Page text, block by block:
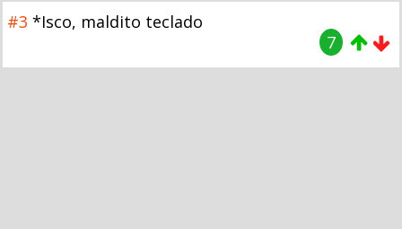
#3 *Isco, maldito teclado
7